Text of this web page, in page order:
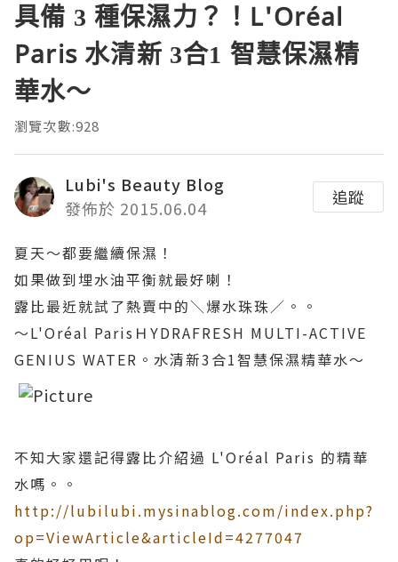
具備 3 種保濕力？！L'Oréal
Paris 水清新 3合1 智慧保濕精
華水～
瀏覽次數:928
Lubi's Beauty Blog
發佈於 2015.06.04
追蹤
夏天～都要繼續保濕！
如果做到埋水油平衡就最好喇！
露比最近就試了熱賣中的＼爆水珠珠／。。
～L'Oréal ParisＨYDRAFRESH MULTI-ACTIVE
GENIUS WATER。水清新3合1智慧保濕精華水～
不知大家還記得露比介紹過 L'Oréal Paris 的精華
水嗎。。
http://lubilubi.mysinablog.com/index.php?
op=ViewArticle&articleId=4277047